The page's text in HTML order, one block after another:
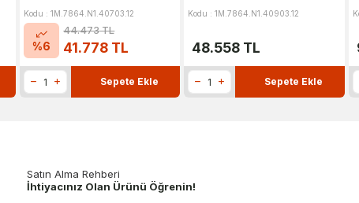
Kodu : 1M.7864.N1.40703.12
%6
44.473TL
41.778 TL
Sepete Ekle
Kodu : 1M.7864.N1.40903.12
48.558 TL
Sepete Ekle
Satın Alma Rehberi
İhtiyacınız Olan Ürünü Öğrenin!